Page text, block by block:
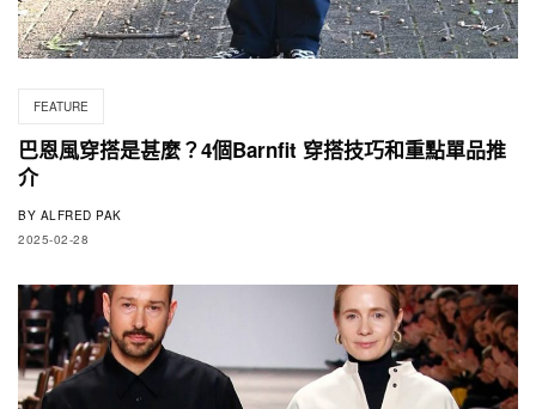
FEATURE
巴恩風穿搭是甚麼？4個Barnfit 穿搭技巧和重點單品推
介
BY ALFRED PAK
2025-02-28